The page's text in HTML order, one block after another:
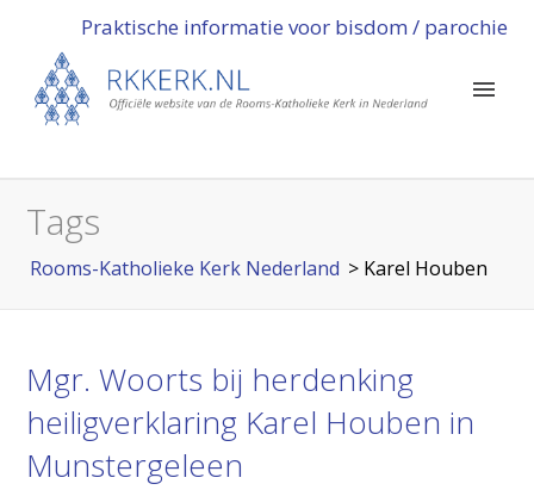
Praktische informatie voor bisdom / parochie
Tags
Rooms-Katholieke Kerk Nederland > Karel Houben
Mgr. Woorts bij herdenking
heiligverklaring Karel Houben in
Munstergeleen